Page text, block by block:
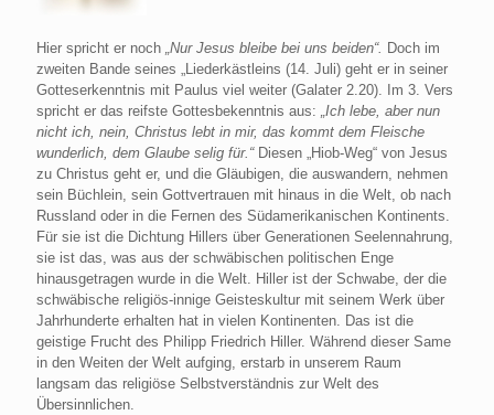
Hier spricht er noch „Nur Jesus bleibe bei uns beiden“. Doch im
zweiten Bande seines „Liederkästleins (14. Juli) geht er in seiner
Gotteserkenntnis mit Paulus viel weiter (Galater 2.20). Im 3. Vers
spricht er das reifste Gottesbekenntnis aus: „Ich lebe, aber nun
nicht ich, nein, Christus lebt in mir, das kommt dem Fleische
wunderlich, dem Glaube selig für.“Diesen „Hiob-Weg“ von Jesus
zu Christus geht er, und die Gläubigen, die auswandern, nehmen
sein Büchlein, sein Gottvertrauen mit hinaus in die Welt, ob nach
Russland oder in die Fernen des Südamerikanischen Kontinents.
Für sie ist die Dichtung Hillers über Generationen Seelennahrung,
sie ist das, was aus der schwäbischen politischen Enge
hinausgetragen wurde in die Welt. Hiller ist der Schwabe, der die
schwäbische religiös-innige Geisteskultur mit seinem Werk über
Jahrhunderte erhalten hat in vielen Kontinenten. Das ist die
geistige Frucht des Philipp Friedrich Hiller. Während dieser Same
in den Weiten der Welt aufging, erstarb in unserem Raum
langsam das religiöse Selbstverständnis zur Welt des
Übersinnlichen.